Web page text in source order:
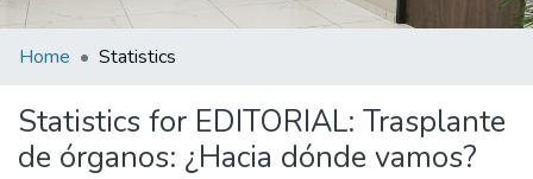
Home Statistics
Statistics for EDITORIAL: Trasplante
de órganos: ¿Hacia dónde vamos?